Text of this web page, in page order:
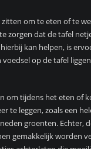
om te eten of te
zorgen dat de tafel
kan helpen, is
op de tafel
om tijdens het eten of
te leggen, zoals een
groenten. Echter,
gemakkelijk worden